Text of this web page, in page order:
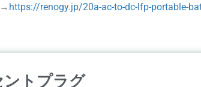
→ https://renogy.jp/20a-ac-to-dc-lfp-portable-
ントプラグ